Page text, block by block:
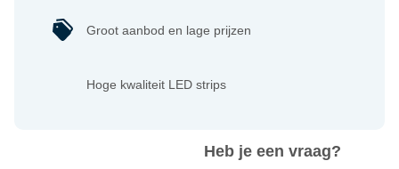
Heb je een vraag?
Groot aanbod en lage prijzen
Hoge kwaliteit LED strips